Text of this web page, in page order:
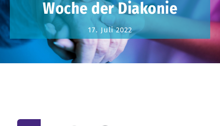
Woche der Diakonie
17. Juli 2022